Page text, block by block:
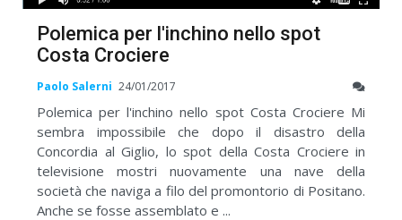
Polemica per l'inchino nello spot
Costa Crociere
Paolo Salerni 24/01/2017
Polemica per l'inchino nello spot Costa Crociere Mi
sembra impossibile che dopo il disastro della
Concordia al Giglio, lo spot della Costa Crociere in
televisione mostri nuovamente una nave della
società che naviga a filo del promontorio di Positano.
Anche se fosse assemblato e ...